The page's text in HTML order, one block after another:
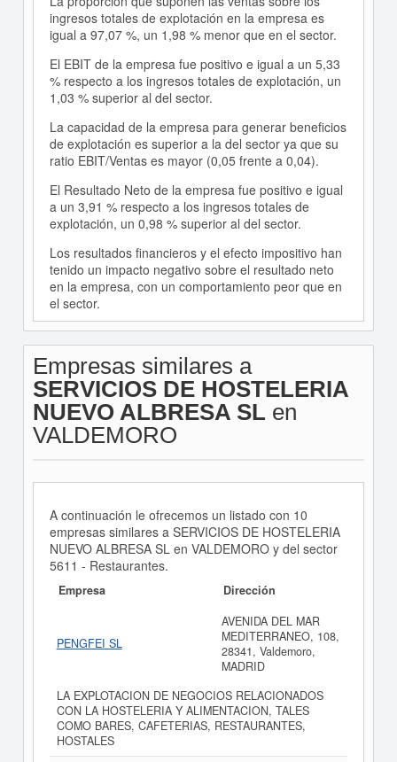
ingresos totales de explotación en la empresa es
igual a 97,07 %, un 1,98 % menor que en el sector.
El EBIT de la empresa fue positivo e igual a un 5,33
% respecto a los ingresos totales de explotación, un
1,03 % superior al del sector.
La capacidad de la empresa para generar beneficios
de explotación es superior a la del sector ya que su
ratio EBIT/Ventas es mayor (0,05 frente a 0,04).
El Resultado Neto de la empresa fue positivo e igual
a un 3,91 % respecto a los ingresos totales de
explotación, un 0,98 % superior al del sector.
Los resultados financieros y el efecto impositivo han
tenido un impacto negativo sobre el resultado neto
en la empresa, con un comportamiento peor que en
el sector.
Empresas similares a
SERVICIOS DE HOSTELERIA
NUEVO ALBRESA SL en
VALDEMORO
A continuación le ofrecemos un listado con 10
empresas similares a SERVICIOS DE HOSTELERIA
NUEVO ALBRESA SL en VALDEMORO y del sector
5611 - Restaurantes.
Empresa Dirección
PENGFEI SL
AVENIDA DEL MAR
MEDITERRANEO, 108,
28341, Valdemoro,
MADRID
LA EXPLOTACION DE NEGOCIOS RELACIONADOS
CON LA HOSTELERIA Y ALIMENTACION, TALES
COMO BARES, CAFETERIAS, RESTAURANTES,
HOSTALES